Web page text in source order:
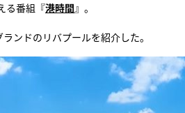
る番組『港時間』。
ンドのリバプールを紹介した。